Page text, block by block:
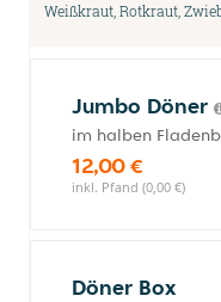
Weißkraut, Rotkraut,
Jumbo Döner
im halben
12,00 €
inkl. Pfand (0,00 €)
Döner Box